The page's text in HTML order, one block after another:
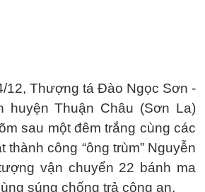
12, Thượng tá Đào Ngọc Sơn -
huyện Thuận Châu (Sơn La)
sau một đêm trắng cùng các
thành công “ông trùm” Nguyễn
vận chuyển 22 bánh ma
súng chống trả công an.